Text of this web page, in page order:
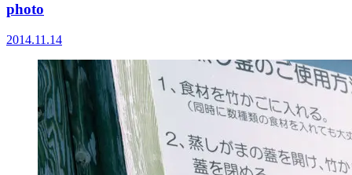
photo
2014.11.14